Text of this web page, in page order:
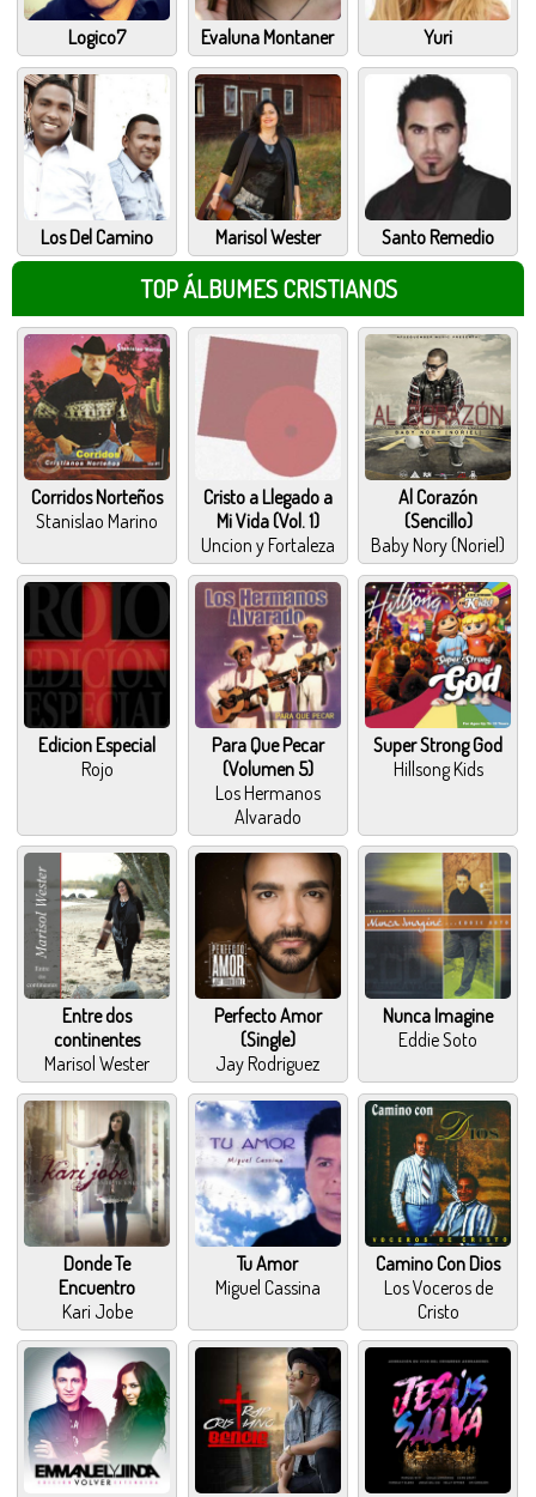
Logico7 Evaluna Montaner Yuri
Los Del Camino Marisol Wester Santo Remedio
TOP ÁLBUMES CRISTIANOS
Corridos Norteños
Stanislao Marino
Cristo a Llegado a
Mi Vida (Vol. 1)
Uncion y Fortaleza
Al Corazón
(Sencillo)
Baby Nory (Noriel)
Edicion Especial
Rojo
Para Que Pecar
(Volumen 5)
Los Hermanos
Alvarado
Super Strong God
Hillsong Kids
Entre dos
continentes
Marisol Wester
Perfecto Amor
(Single)
Jay Rodriguez
Nunca Imagine
Eddie Soto
Donde Te
Encuentro
Kari Jobe
Tu Amor
Miguel Cassina
Camino Con Dios
Los Voceros de
Cristo